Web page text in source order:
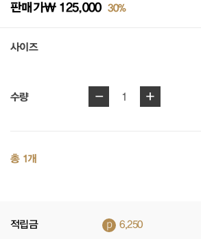
판매가₩ 125,000 30%
사이즈
수량 - 1 +
총 1개
적립금 p 6,250